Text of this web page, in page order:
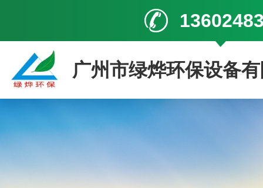
广州市绿烨环保设备